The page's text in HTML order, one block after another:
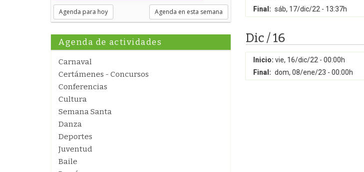
Agenda para hoy Agenda en esta semana
Agenda de actividades
Carnaval
Certámenes - Concursos
Conferencias
Cultura
Semana Santa
Danza
Deportes
Juventud
Baile
Final: sáb, 17/dic/22 - 13:37h
Dic / 16
Inicio: vie, 16/dic/22 - 00:00h
Final: dom, 08/ene/23 - 00:00h